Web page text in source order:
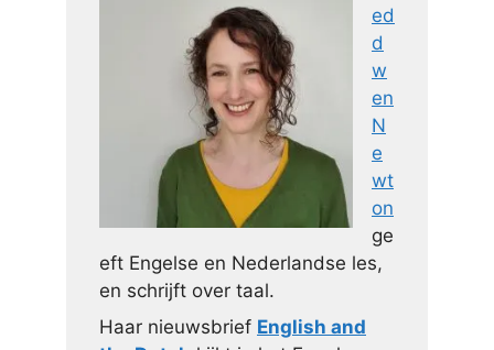
ed
d
w
en
N
e
wt
on
ge
eft Engelse en Nederlandse les,
en schrijft over taal.
Haar nieuwsbrief English and